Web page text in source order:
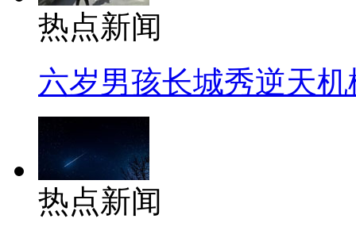
热点新闻
六岁男孩长城秀逆天机
热点新闻